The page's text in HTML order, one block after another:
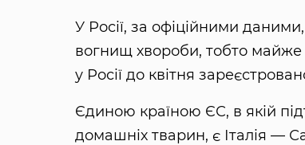
У Росії, за офіційними
вогнищ хвороби, тобто майже
у Росії до квітня
Єдиною країною ЄС, в якій
домашніх тварин, є Італія —